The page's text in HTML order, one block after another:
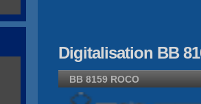
Digitalisation BB
BB 8159 ROCO